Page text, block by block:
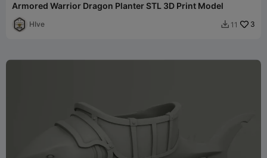
Armored Warrior Dragon Planter STL 3D Print Model
HIve  11 3